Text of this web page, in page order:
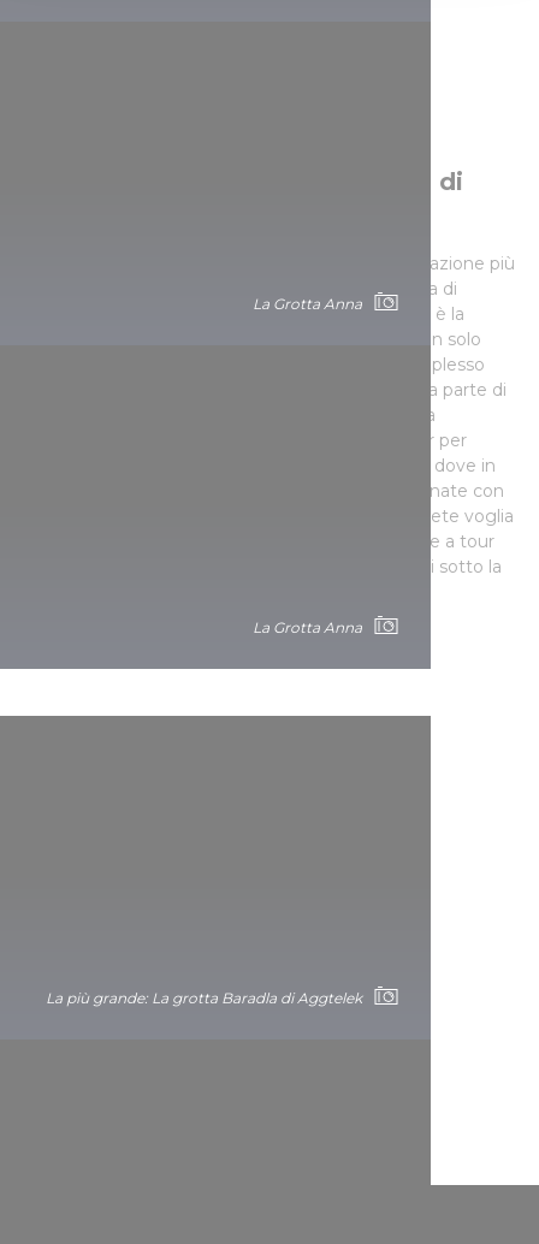
La Grotta Anna
La Grotta Anna
La più grande: La grotta Baradla di
In quanto patrimonio dell’umanità UNESCO, l’attrazione più
famosa del sistema carsico di Aggtelek è la grotta di
Baradla, che si trova sotto Aggtelek e Jósvafő, ed è la
grotta più visitata, più lunga e più spettacolare non solo
della regione ma anche di tutta l’Ungheria. Il complesso
sistema di grotte non conosce confini, per cui una parte di
esse, la grotta Domica, può essere raggiunta dalla
Slovacchia. Il Parco Nazionale offre numerosi tour per
esplorare il sistema di grotte lungo 25 chilometri, dove in
abiti da passeggio si può passare tra sezioni illuminate con
passerelle di cemento e tratti con scale, ma se avete voglia
di affrontare una sfida più seria, potete partecipare a tour
avventurosi con torce frontali e tute impermeabili sotto la
La più grande: La grotta Baradla di Aggtelek